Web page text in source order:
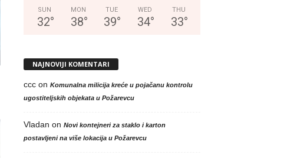
SUN
32°
MON
38°
TUE
39°
WED
34°
THU
33°
NAJNOVIJI KOMENTARI
cccon Komunalna milicija kreće u pojačanu kontrolu
ugostiteljskih objekata u Požarevcu
Vladan on Novi kontejneri za staklo i karton
postavljeni na više lokacija u Požarevcu